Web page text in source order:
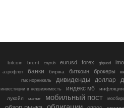
bitcoin brent cnyrub eurusd forex gbpusd
аэрофлот банки биржа биткоин брокеры
гмк норникель
дивиденды доллар
инвестиции в недвижимость индекс мб
инфляция
лукойл
магнит мобильный пост